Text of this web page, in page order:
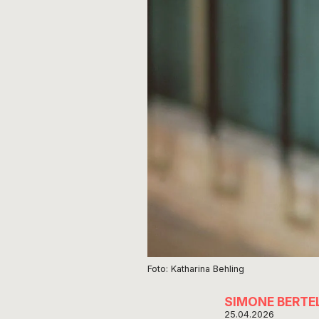
Foto: Katharina Behling
SIMONE
25.04.2026